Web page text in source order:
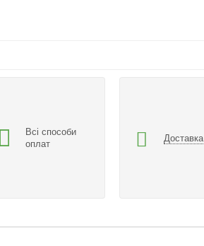
Всі способи
оплат
Доставка